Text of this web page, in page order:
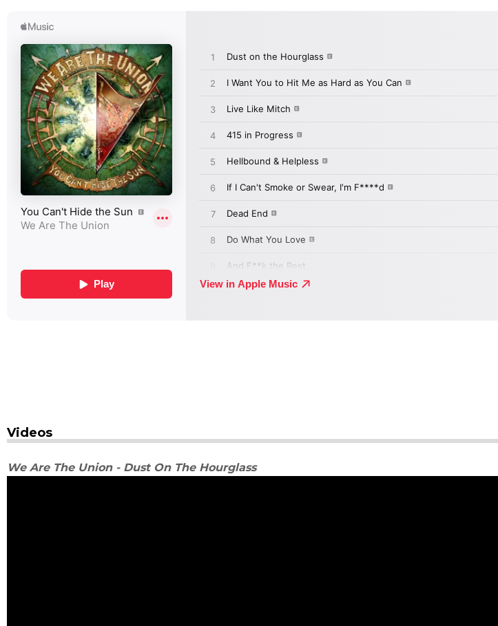
Videos
We Are The Union - Dust On The Hourglass